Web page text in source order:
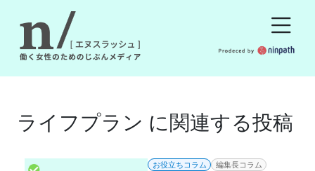
ライフプラン に関連する投稿
お役立ちコラム
編集長コラム